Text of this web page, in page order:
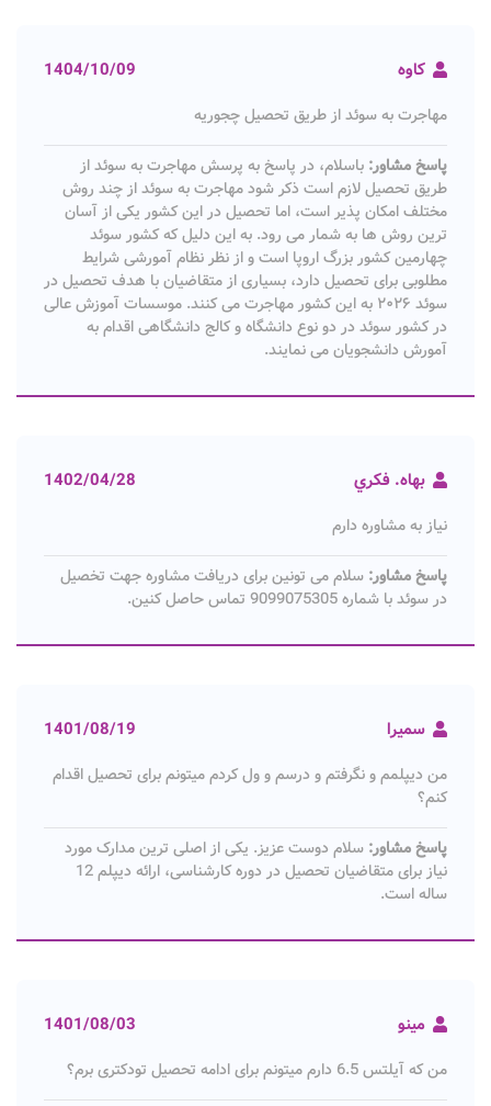
کاوه 1404/10/09
مهاجرت به سوئد از طریق تحصیل چجوریه
پاسخ مشاور: باسلام، در پاسخ به پرسش مهاجرت به سوئد از
طریق تحصیل لازم است ذکر شود مهاجرت به سوئد از چند روش
مختلف امکان پذیر است، اما تحصیل در این کشور یکی از آسان
ترین روش ها به شمار می رود. به این دلیل که کشور سوئد
چهارمین کشور بزرگ اروپا است و از نظر نظام آمورشی شرایط
مطلوبی برای تحصیل دارد، بسیاری از متقاضیان با هدف تحصیل در
سوئد ۲۰۲۶ به این کشور مهاجرت می کنند. موسسات آموزش عالی
در کشور سوئد در دو نوع دانشگاه و کالج دانشگاهی اقدام به
آمورش دانشجویان می نمایند.
بهاه. فكري 1402/04/28
نياز به مشاوره دارم
پاسخ مشاور: سلام می تونین برای دریافت مشاوره جهت تخصیل
در سوئد با شماره 9099075305 تماس حاصل کنین.
سمیرا 1401/08/19
من دیپلمم و نگرفتم و درسم و ول کردم میتونم برای تحصیل اقدام
کنم؟
پاسخ مشاور: سلام دوست عزیز. یکی از اصلی ترین مدارک مورد
نیاز برای متقاضیان تحصیل در دوره کارشناسی، ارائه دیپلم 12
ساله است.
مینو 1401/08/03
من که آیلتس 6.5 دارم میتونم برای ادامه تحصیل تودکتری برم؟